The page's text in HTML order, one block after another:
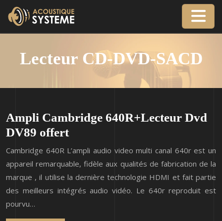
Lecteur CD-DVD-SACD
Ampli Cambridge 640R+Lecteur Dvd
DV89 offert
Cambridge 640R L’ampli audio video multi canal 640r est un
appareil remarquable, fidèle aux qualités de fabrication de la
marque , il utilise la dernière technologie HDMI et fait partie
des meilleurs intégrés audio vidéo. Le 640r reproduit est
pourvu…